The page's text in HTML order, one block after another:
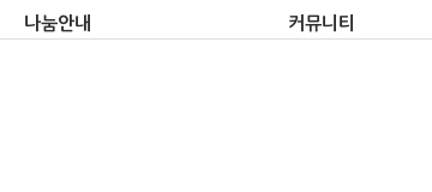
나눔안내 커뮤니티